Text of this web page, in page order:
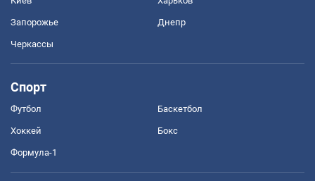
Запорожье Днепр
Черкассы
Спорт
Футбол Баскетбол
Хоккей Бокс
Формула-1